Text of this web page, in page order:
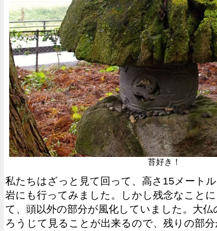
苔好き！
私たちはざっと見て回って、高さ15メート
岩にも行ってみました。しかし残念なこと
て、頭以外の部分が風化していました。大
ろうじて見ることが出来るので、残りの部